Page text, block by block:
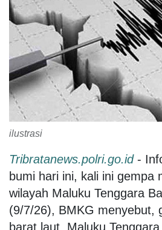
ilustrasi
Tribratanews.polri.go.id-
bumi hari ini, kali ini gempa
wilayah Maluku Tenggara
(9/7/26), BMKG menyebut,
barat laut, Maluku Tenggara